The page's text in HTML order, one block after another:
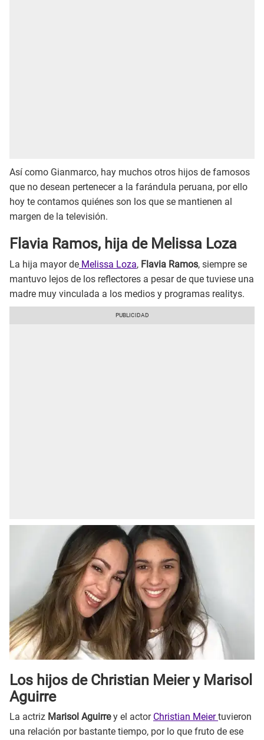
Así como Gianmarco, hay muchos otros hijos de famosos
que no desean pertenecer a la farándula peruana, por ello
hoy te contamos quiénes son los que se mantienen al
margen de la televisión.
Flavia Ramos, hija de Melissa Loza
La hija mayor de Melissa Loza, Flavia Ramos, siempre se
mantuvo lejos de los reflectores a pesar de que tuviese una
madre muy vinculada a los medios y programas realitys.
Los hijos de Christian Meier y Marisol
Aguirre
La actriz Marisol Aguirrey el actor Christian Meiertuvieron
una relación por bastante tiempo, por lo que fruto de ese